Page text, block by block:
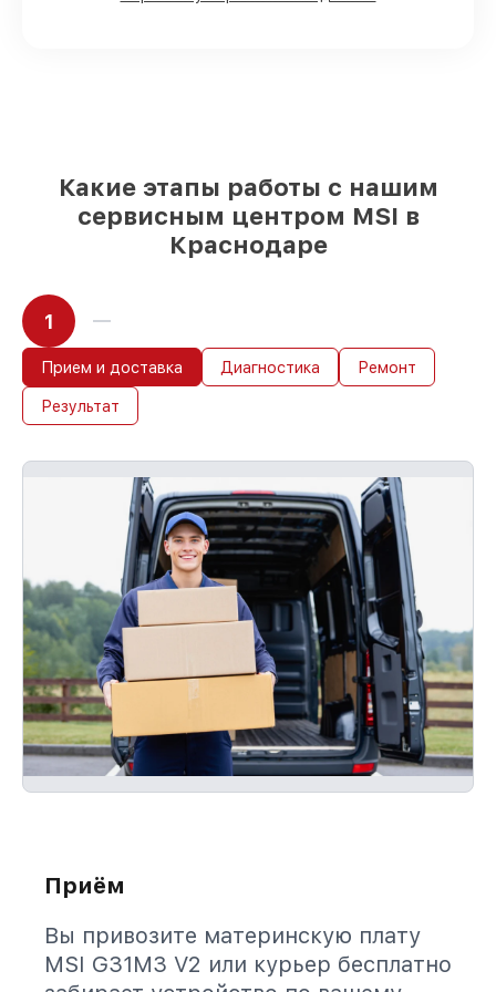
Какие этапы работы с нашим
сервисным центром MSI в
Краснодаре
1
Прием и доставка Диагностика Ремонт
Результат
Приём
Вы привозите материнскую плату
MSI G31M3 V2 или курьер бесплатно